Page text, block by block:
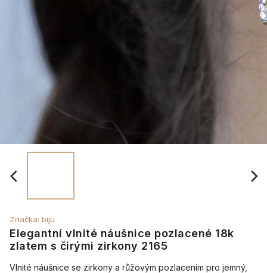
Elegantní vlnité náušnice pozlacené 18k
zlatem s čirými zirkony 2165
Značka: biju
Vlnité náušnice se zirkony a růžovým pozlacením pro jemný,